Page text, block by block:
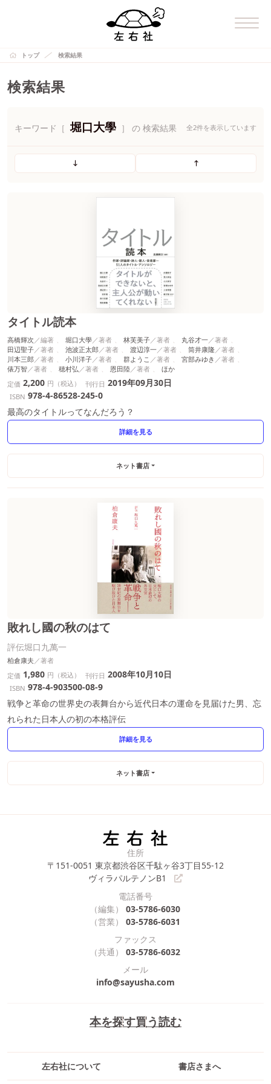
トップ 検索結果
検索結果
キーワード［ 堀口大學 ］ の 検索結果 全2件を表示しています
タイトル読本
高橋輝次 堀口大學 林芙美子
丸谷才一
田辺聖子
池波正太郎 渡辺淳一
筒井康隆
川本三郎
小川洋子 群ようこ
宮部みゆき
俵万智
穂村弘 恩田陸
ほか
定価 2,200 円（税込） 刊行日 2019年09月30日
ISBN 978-4-86528-245-0
最高のタイトルってなんだろう？
詳細を見る
ネット書店
敗れし國の秋のはて
評伝堀口九萬一
柏倉康夫
定価 1,980 円（税込） 刊行日 2008年10月10日
ISBN 978-4-903500-08-9
戦争と革命の世界史の表舞台から近代日本の運命を見届けた男、忘
れられた日本人の初の本格評伝
詳細を見る
ネット書店
本を探す買う読む
左右社について 書店さまへ
住所
〒151-0051 東京都渋谷区千駄ヶ谷3丁目55-12
ヴィラパルテノンB1
電話番号
（編集）
03-5786-6030
（営業）
03-5786-6031
ファックス
（共通）
03-5786-6032
メール
info@sayusha.com